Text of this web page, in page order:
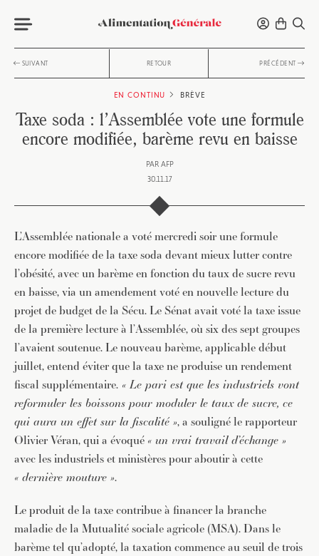
SUIVANT RETOUR PRÉCÉDENT
EN CONTINU BRÈVE
Taxe soda : l’Assemblée vote une formule
encore modifiée, barème revu en baisse
PAR AFP
30.11.17
L’Assemblée nationale a voté mercredi soir une formule
encore modifiée de la taxe soda devant mieux lutter contre
l’obésité, avec un barème en fonction du taux de sucre revu
en baisse, via un amendement voté en nouvelle lecture du
projet de budget de la Sécu. Le Sénat avait voté la taxe issue
de la première lecture à l’Assemblée, où six des sept groupes
l’avaient soutenue. Le nouveau barème, applicable début
juillet, entend éviter que la taxe ne produise un rendement
fiscal supplémentaire. « Le pari est que les industriels vont
reformuler les boissons pour moduler le taux de sucre, ce
qui aura un effet sur la fiscalité », a souligné le rapporteur
Olivier Véran, qui a évoqué « un vrai travail d’échange »
avec les industriels et ministères pour aboutir à cette
« dernière mouture ».
Le produit de la taxe contribue à financer la branche
maladie de la Mutualité sociale agricole (MSA). Dans le
barème tel qu’adopté, la taxation commence au seuil de trois